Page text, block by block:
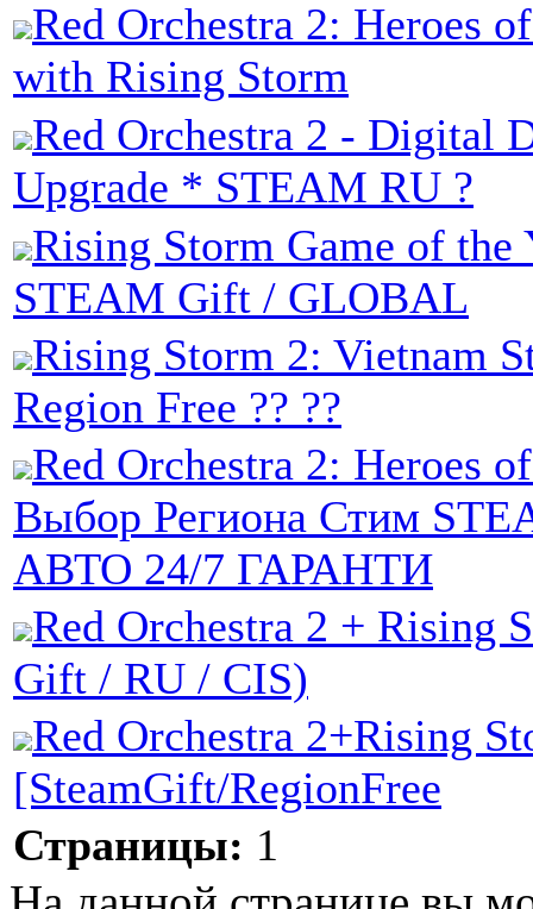
Red Orchestra 2: Heroes
with Rising Storm
Red Orchestra 2 - Digital
Upgrade * STEAM RU ?
Rising Storm Game of the
STEAM Gift / GLOBAL
Rising Storm 2: Vietnam
Region Free ?? ??
Red Orchestra 2: Heroes
Выбор Региона Стим
АВТО 24/7 ГАРАНТИ
Red Orchestra 2 + Rising
Gift / RU / CIS)
Red Orchestra 2+Rising
[SteamGift/RegionFree
Страницы: 1